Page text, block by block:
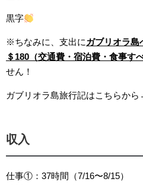
黒字
※ちなみに、支出にガブリオラ
＄180（交通費・宿泊費・食事す
せん！
ガブリオラ島旅行記はこちらか
収入
仕事①：37時間（7/16〜8/15）